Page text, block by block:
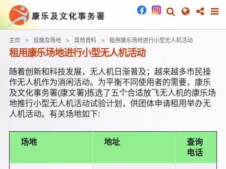
主页 设施及场地 其他資料 租用康乐场地进行小型无人机活动
租用康乐场地进行小型无人机活动
随着创新和科技发展，无人机日渐普及；越来越多市民操
作无人机作为消闲活动。为平衡不同使用者的需要，康乐
及文化事务署(康文署)拣选了五个合适放飞无人机的康乐场
地推行小型无人机活动试验计划，供团体申请租用举办无
人机活动。有关场地如下:
场地 地址
查询
电话